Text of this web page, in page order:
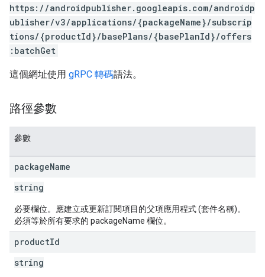
https://androidpublisher.googleapis.com/androidp
ublisher/v3/applications/{packageName}/subscrip
tions/{productId}/basePlans/{basePlanId}/offers
:batchGet
這個網址使用 gRPC 轉碼語法。
路徑參數
參數
packageName
string
必要欄位。應建立或更新訂閱項目的父項應用程式 (套件名稱)。
必須等於所有要求的 packageName 欄位。
productId
string